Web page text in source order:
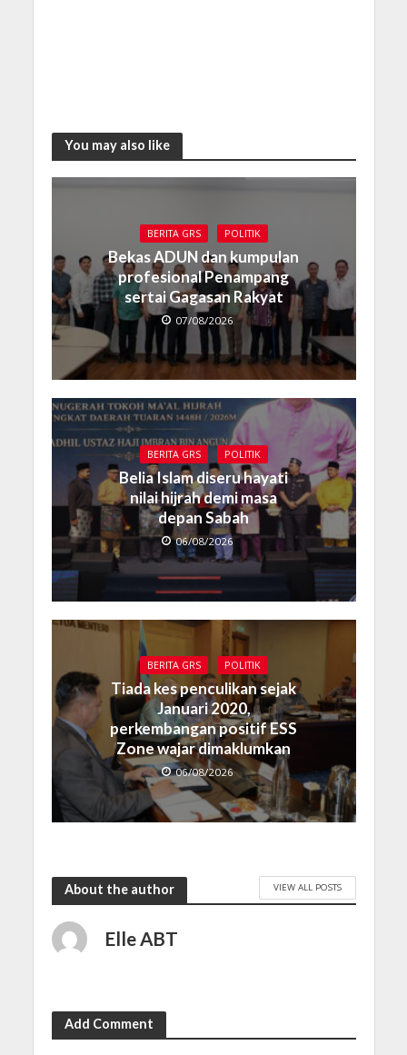
You may also like
BERITA GRS POLITIK
Bekas ADUN dan kumpulan
profesional Penampang
sertai Gagasan Rakyat
07/08/2026
BERITA GRS POLITIK
Belia Islam diseru hayati
nilai hijrah demi masa
depan Sabah
06/08/2026
BERITA GRS POLITIK
Tiada kes penculikan sejak
Januari 2020,
perkembangan positif ESS
Zone wajar dimaklumkan
06/08/2026
About the author VIEW ALL POSTS
Elle ABT
Add Comment